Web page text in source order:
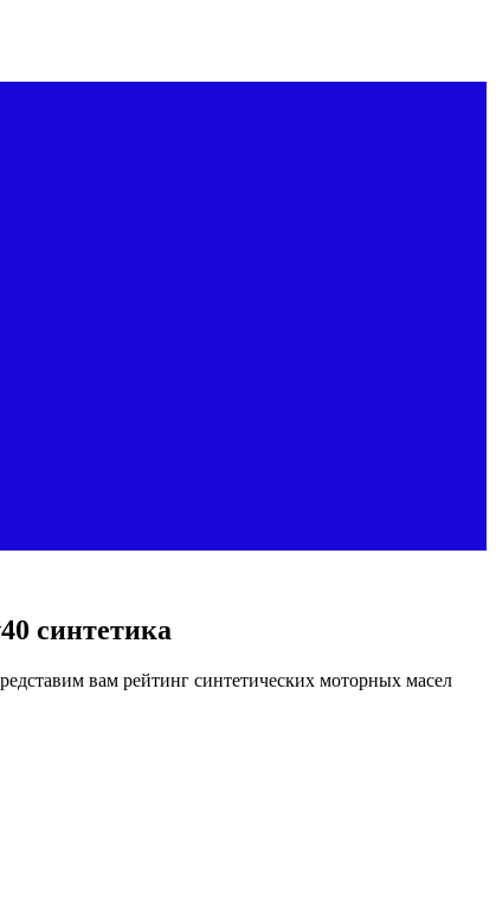
синтетика
вам рейтинг синтетических моторных масел